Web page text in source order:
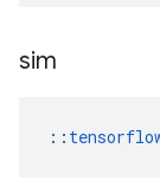
sim
::